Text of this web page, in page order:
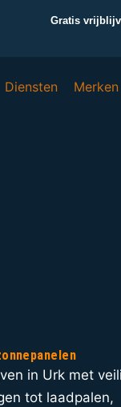
Gratis
Diensten Merken
in Urk met
tot laadpalen,